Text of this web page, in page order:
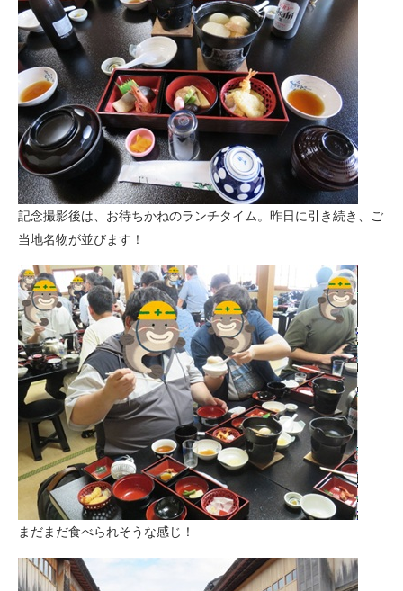
記念撮影後は、お待ちかねのランチタイム。昨日に引き続き、ご
当地名物が並びます！
まだまだ食べられそうな感じ！